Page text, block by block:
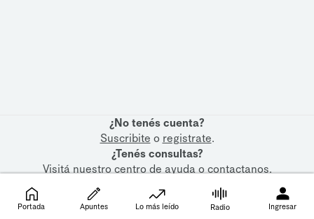
¿No tenés cuenta?
Suscribite o registrate.
¿Tenés consultas?
Visitá nuestrocentro de ayudaocontactanos.
Portada Apuntes Lo más leído Radio Ingresar